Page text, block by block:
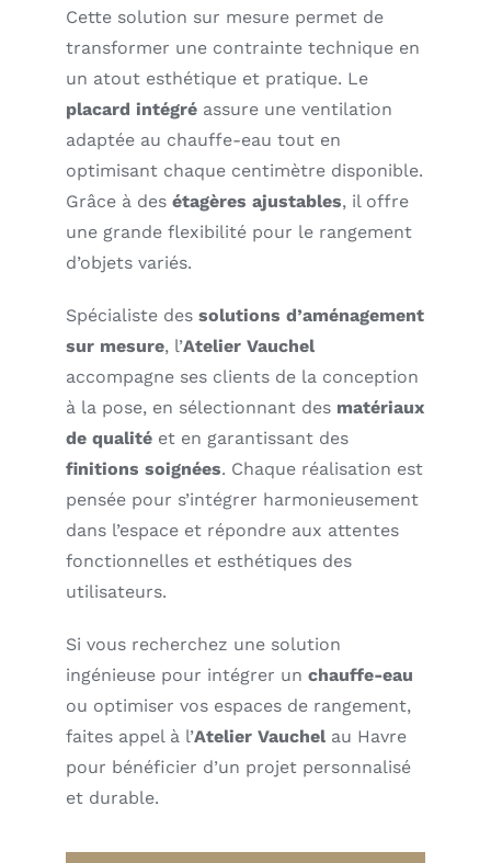
Cette solution sur mesure permet de
transformer une contrainte technique en
un atout esthétique et pratique. Le
placard intégré assure une ventilation
adaptée au chauffe-eau tout en
optimisant chaque centimètre disponible.
Grâce à des étagères ajustables, il offre
une grande flexibilité pour le rangement
d’objets variés.
Spécialiste des solutions d’aménagement
sur mesure, l’Atelier Vauchel
accompagne ses clients de la conception
à la pose, en sélectionnant des matériaux
de qualité et en garantissant des
finitions soignées. Chaque réalisation est
pensée pour s’intégrer harmonieusement
dans l’espace et répondre aux attentes
fonctionnelles et esthétiques des
utilisateurs.
Si vous recherchez une solution
ingénieuse pour intégrer un chauffe-eau
ou optimiser vos espaces de rangement,
faites appel à l’Atelier Vauchel au Havre
pour bénéficier d’un projet personnalisé
et durable.